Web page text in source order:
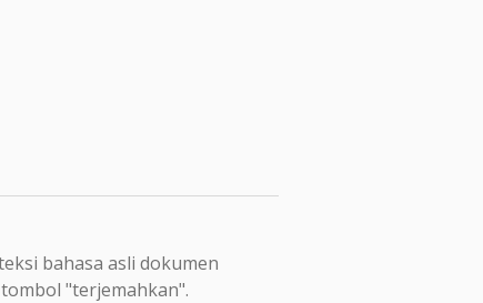
bahasa asli dokumen
"terjemahkan".